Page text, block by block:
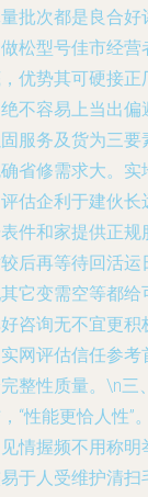
批次都是良合
松型号佳市经
优势其可硬接
不容易上当出偏
服务及货为三
省修需求大。
估企利于建伙
件和家提供正
后再等待回活
它变需空等都给
咨询无不宜更
网评估信任参
整性质量。\n三
“性能更恰人性”
情握频不用称
于人受维护清